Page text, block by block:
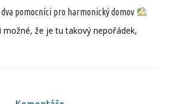
pomocníci pro harmonický domov
možné, že je tu takový nepořádek,